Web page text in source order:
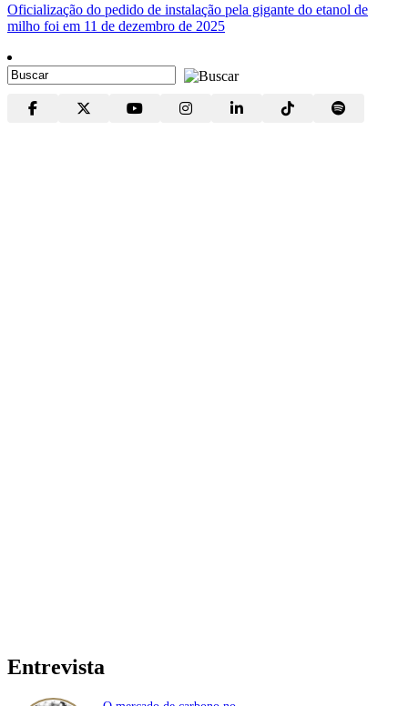
Oficialização do pedido de instalação pela gigante do etanol de
milho foi em 11 de dezembro de 2025
Entrevista